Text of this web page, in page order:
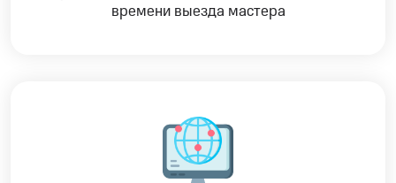
времени выезда мастера